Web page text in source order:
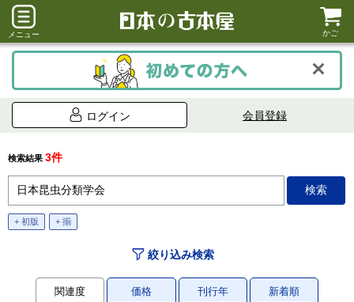
メニュー かご
ログイン 会員登録
検索結果 3件
+ 初版 + 揃
絞り込み検索
関連度 価格 刊行年 新着順